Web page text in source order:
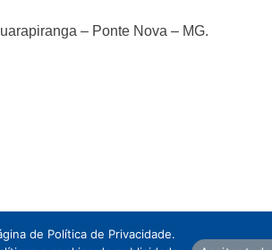
– Ponte Nova – MG.
de Política de Privacidade.